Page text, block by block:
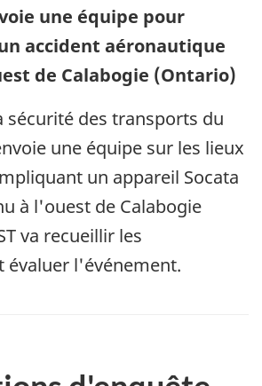
une équipe pour
accident aéronautique
de Calabogie (Ontario)
sécurité des transports du
une équipe sur les lieux
un appareil Socata
à l'ouest de Calabogie
va recueillir les
l'événement.